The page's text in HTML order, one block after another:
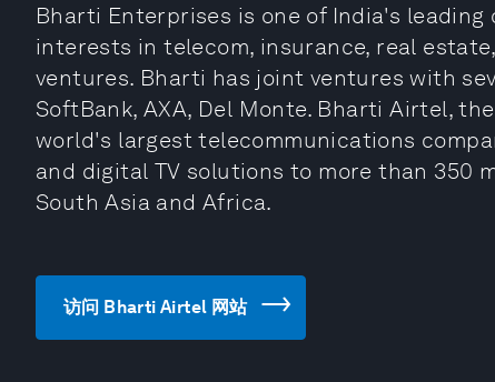
Bharti Enterprises is one of India's
interests in telecom, insurance, real
ventures. Bharti has joint ventures with
SoftBank, AXA, Del Monte. Bharti Airtel,
world's largest telecommunications
and digital TV solutions to more than 350
South Asia and Africa.
访问 Bharti Airtel 网站